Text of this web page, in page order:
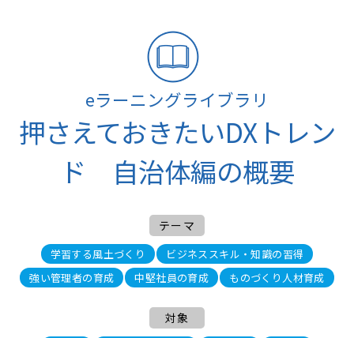
eラーニングライブラリ
押さえておきたいDXトレン
ド 自治体編の概要
テーマ
学習する風土づくり
ビジネススキル・知識の習得
強い管理者の育成
中堅社員の育成 ものづくり人材育成
対象